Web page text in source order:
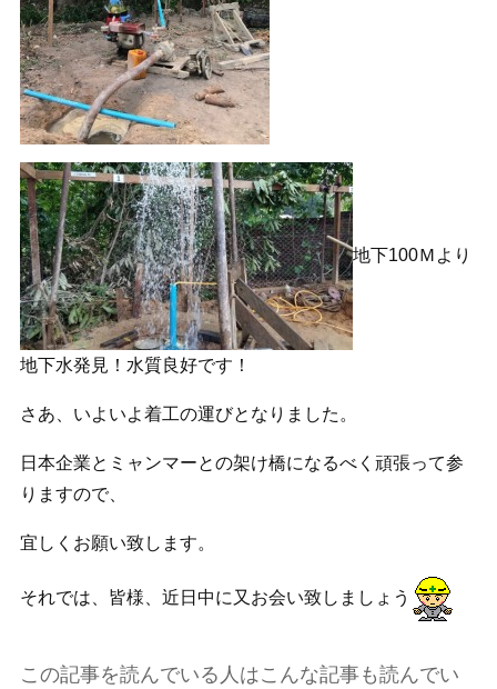
地下100Ｍより
地下水発見！水質良好です！
さあ、いよいよ着工の運びとなりました。
日本企業とミャンマーとの架け橋になるべく頑張って参
りますので、
宜しくお願い致します。
それでは、皆様、近日中に又お会い致しましょう
この記事を読んでいる人はこんな記事も読んでい